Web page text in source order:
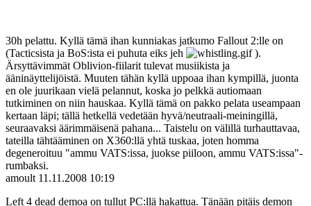
30h pelattu. Kyllä tämä ihan kunniakas jatkumo Fallout 2:lle on
(Tacticsista ja BoS:ista ei puhuta eiks jeh
).
Ärsyttävimmät Oblivion-fiilarit tulevat musiikista ja
ääninäyttelijöistä. Muuten tähän kyllä uppoaa ihan kympillä, juonta
en ole juurikaan vielä pelannut, koska jo pelkkä autiomaan
tutkiminen on niin hauskaa. Kyllä tämä on pakko pelata useampaan
kertaan läpi; tällä hetkellä vedetään hyvä/neutraali-meiningillä,
seuraavaksi äärimmäisenä pahana... Taistelu on välillä turhauttavaa,
tateilla tähtääminen on X360:llä yhtä tuskaa, joten homma
degeneroituu "ammu VATS:issa, juokse piiloon, ammu VATS:issa"-
rumbaksi.
amoult 11.11.2008 10:19
Left 4 dead demoa on tullut PC:llä hakattua. Tänään pitäis demon